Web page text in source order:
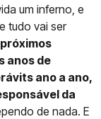
um inferno, e
tudo vai ser
anos de
ano a ano,
da
de nada. E